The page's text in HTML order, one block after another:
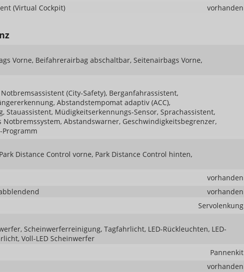
(Virtual Cockpit)
vorhanden
Vorne, Beifahrerairbag abschaltbar, Seitenairbags Vorne,
(City-Safety), Berganfahrassistent,
Abstandstempomat adaptiv (ACC),
Stauassistent, Müdigkeitserkennungs-Sensor, Sprachassistent,
Notbremssystem, Abstandswarner, Geschwindigkeitsbegrenzer,
Distance Control vorne, Park Distance Control hinten,
vorhanden
vorhanden
Servolenkung
Scheinwerferreinigung, Tagfahrlicht, LED-Rückleuchten, LED-
Voll-LED Scheinwerfer
Pannenkit
vorhanden